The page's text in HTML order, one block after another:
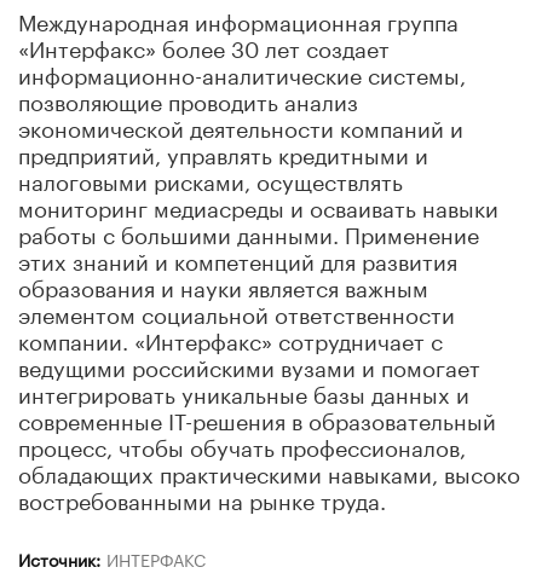
Международная информационная группа
«Интерфакс» более 30 лет создает
информационно-аналитические системы,
позволяющие проводить анализ
экономической деятельности компаний и
предприятий, управлять кредитными и
налоговыми рисками, осуществлять
мониторинг медиасреды и осваивать навыки
работы с большими данными. Применение
этих знаний и компетенций для развития
образования и науки является важным
элементом социальной ответственности
компании. «Интерфакс» сотрудничает с
ведущими российскими вузами и помогает
интегрировать уникальные базы данных и
современные IT-решения в образовательный
процесс, чтобы обучать профессионалов,
обладающих практическими навыками, высоко
востребованными на рынке труда.
Источник: ИНТЕРФАКС